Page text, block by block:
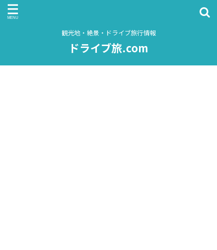
観光地・絶景・ドライブ旅行情報
ドライブ旅.com